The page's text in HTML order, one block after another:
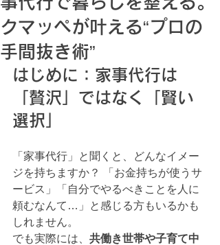
クマッペが叶える“プロの
手間抜き術”
はじめに：家事代行は
「贅沢」ではなく「賢い
選択」
「家事代行」と聞くと、どんなイメー
ジを持ちますか？ 「お金持ちが使うサ
ービス」「自分でやるべきことを人に
頼むなんて…」と感じる方もいるかも
しれません。
でも実際には、 共働き世帯や子育て中